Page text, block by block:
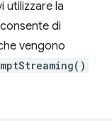
utilizzare la
di
vengono